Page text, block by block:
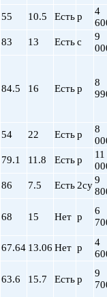
55 10.5 Естьр
4
83 13 Естьс
9
84.5 16 Естьр
8
54 22 Естьр
8
79.1 11.8 Естьр
11
86 7.5 Есть 2су9
68 15 Нет р
6
67.64 13.06 Нет р
4
63.6 15.7 Естьр
9